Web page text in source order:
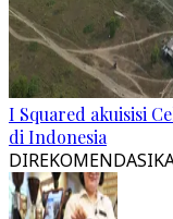
I Squared akuisisi
di Indonesia